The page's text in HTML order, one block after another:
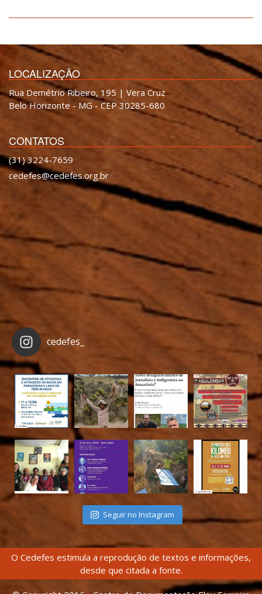
LOCALIZAÇÃO
Rua Demétrio Ribeiro, 195 | Vera Cruz
Belo Horizonte - MG - CEP 30285-680
CONTATOS
(31) 3224-7659
cedefes@cedefes.org.br
cedefes_
Seguir no Instagram
O Cedefes estimula a reprodução de textos e informações,
desde que citada a fonte.